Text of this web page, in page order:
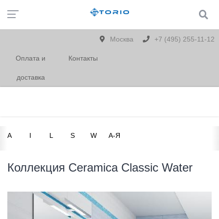
Москва +7 (495) 255-11-12
Оплата и
доставка
Контакты
A I L S W А-Я
Коллекция Ceramica Classic Water